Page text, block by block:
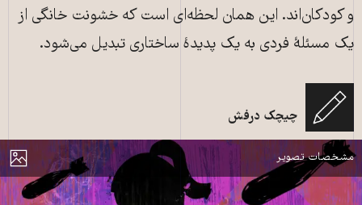
و کودکان‌اند. این همان لحظه‌ای است که خشونت خانگی از
یک مسئلهٔ فردی به یک پدیدهٔ ساختاری تبدیل می‌شود.
چیچک درفش
نمایش
مشخصات تصویر
جنگ و خشونت خانگی ـ طرح از «زمانه» با استفاده از دو تصویر از شاتراستاک